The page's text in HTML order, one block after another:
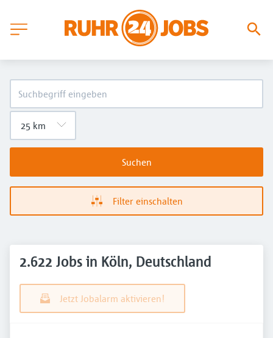
Suchen
Filter einschalten
2.622 Jobs in Köln, Deutschland
Jetzt Jobalarm aktivieren!